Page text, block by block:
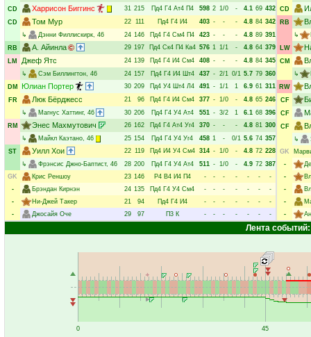
CD
Харрисон Биггинс 31 215 Пд4 Г4 Ат4 П4 598 2 1/0 - 4.1 69 432
CD
Том Мур 22 111 Пд4 Г4 И4 403 - - - 4.8 84 342
↳
Дэнни Филлискирк, 46 24 146 Пд4 Г4 См4 П4 423 - - - 4.8 89 391
RB
А. Айинла 29 197 Пд4 Ск4 П4 Ка4 576 1 1/1 - 4.8 64 379
LM
Джеф Ятс 24 139 Пд4 Г4 И4 См4 408 - - - 4.8 84 345
↳
Сэм Биллингтон, 46 24 157 Пд4 Г4 И4 Шт4 437 - 2/1 0/1 5.7 79 360
DM
Юлиан Портер 30 209 Пд4 У4 Шт4 Л4 491 - 1/1 1 6.9 61 311
FR
Люк Бёрджесс 21 96 Пд4 Г4 И4 См4 377 - 1/0 - 4.8 65 246
↳
Магнус Хаттинг, 46 30 206 Пд4 Г4 У4 Ат4 551 - 3/2 1 6.1 68 396
RM
Энес Махмутович 26 162 Пд4 Г4 Ат4 Уг4 370 - - - 4.8 81 300
↳
Майкл Каэтано, 46 25 154 Пд4 Г4 У4 Уг4 458 1 - 0/1 5.6 74 357
ST
Уилл Хои 22 119 Пд4 И4 У4 См4 314 - 1/0 - 4.8 72 228
↳
Фрэнсис Джно-Баптист, 46 28 200 Пд4 Г4 У4 Ат4 511 - 1/0 - 4.9 72 387
GK
Крис Реншоу 23 146 Р4 В4 И4 П4 - - - - - -
-
-
Брэндан Кирнэн 24 135 Пд4 Г4 У4 См4 - - - - - -
-
-
Ни-Джей Такер 21 94 Пд4 Г4 И4 - - - - - -
-
-
Джосайя Оче 29 97 П3 К - - - - - - -
CD
RB
↳
LW
CM
↳
RW
CF
CF
CF
↳
GK
-
-
-
-
-
Лента событий:
0 45